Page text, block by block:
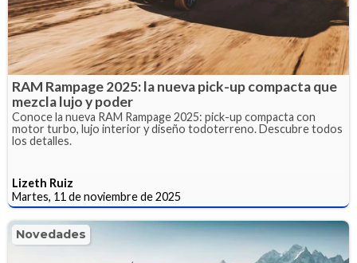
RAM Rampage 2025: la nueva pick-up compacta que
mezcla lujo y poder
Conoce la nueva RAM Rampage 2025: pick-up compacta con
motor turbo, lujo interior y diseño todoterreno. Descubre todos
los detalles.
Lizeth Ruiz
Martes, 11 de noviembre de 2025
Novedades